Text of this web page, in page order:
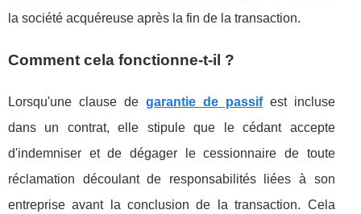
la société acquéreuse après la fin de la transaction.
Comment cela fonctionne-t-il ?
Lorsqu'une clause de garantie de passifest incluse
dans un contrat, elle stipule que le cédant accepte
d'indemniser et de dégager le cessionnaire de toute
réclamation découlant de responsabilités liées à son
entreprise avant la conclusion de la transaction. Cela